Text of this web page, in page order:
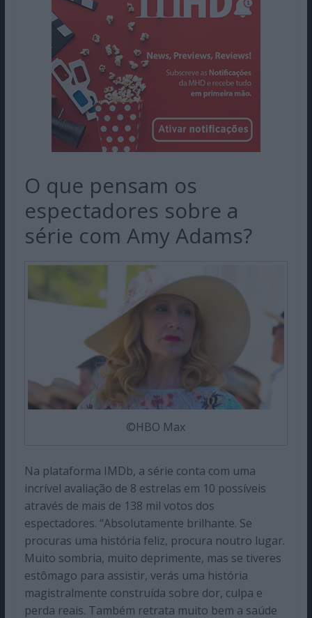
O que pensam os
espectadores sobre a
série com Amy Adams?
©HBO Max
Na plataforma IMDb, a série conta com uma
incrível avaliação de 8 estrelas em 10 possíveis
através de mais de 138 mil votos dos
espectadores. “Absolutamente brilhante. Se
procuras uma história feliz, procura noutro lugar.
Muito sombria, muito deprimente, mas se tiveres
estômago para assistir, verás uma história
magistralmente construída sobre dor, culpa e
perda reais. Também retrata muito bem a saúde